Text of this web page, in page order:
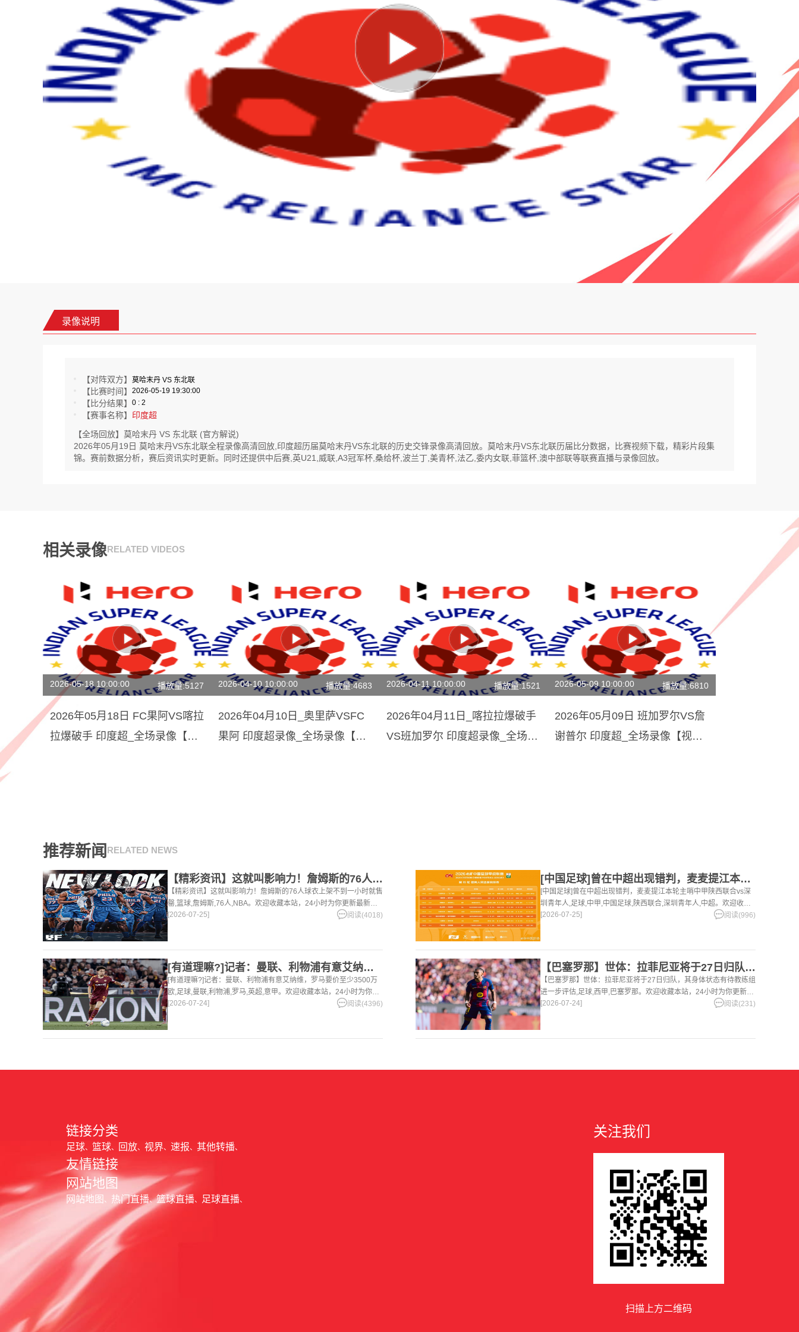
录像说明
【对阵双方】 莫哈末丹 VS 东北联
【比赛时间】 2026-05-19 19:30:00
【比分结果】 0 : 2
【赛事名称】 印度超
【全场回放】莫哈末丹 VS 东北联 (官方解说)
2026年05月19日 莫哈末丹VS东北联全程录像高清回放,印度超历届莫哈末丹VS东北联的历史交锋录像高清回放。莫哈末丹VS东北联历届比分数据，比赛视频下载，精彩片段集
锦。赛前数据分析，赛后资讯实时更新。同时还提供中后赛,英U21,威联,A3冠军杯,桑给杯,波兰丁,美青杯,法乙,委内女联,菲篮杯,澳中部联等联赛直播与录像回放。
相关录像RELATED VIDEOS
2026-05-18 10:00:00 播放量:5127
2026年05月18日 FC果阿VS喀拉
拉爆破手 印度超_全场录像【全
2026-04-10 10:00:00 播放量:4683
2026年04月10日_奥里萨VSFC
果阿 印度超录像_全场录像【视
2026-04-11 10:00:00 播放量:1521
2026年04月11日_喀拉拉爆破手
VS班加罗尔 印度超录像_全场录
2026-05-09 10:00:00 播放量:6810
2026年05月09日 班加罗尔VS詹
谢普尔 印度超_全场录像【视频
推荐新闻 RELATED NEWS
【精彩资讯】这就叫影响力！詹姆斯的76人球衣上架不到一小时就
【精彩资讯】这就叫影响力！詹姆斯的76人球衣上架不到一小时就售
罄,篮球,詹姆斯,76人,NBA。欢迎收藏本站，24小时为你更新最新的
足球，篮球体育资讯。
[2026-07-25] 阅读(4018)
[中国足球]曾在中超出现错判，麦麦提江本轮主哨中甲陕西联合v
[中国足球]曾在中超出现错判，麦麦提江本轮主哨中甲陕西联合vs深
圳青年人,足球,中甲,中国足球,陕西联合,深圳青年人,中超。欢迎收藏
本站，24小时为你更新最新的足球，篮球体育资讯。
[2026-07-25] 阅读(996)
[有道理嘛?]记者：曼联、利物浦有意艾纳维，罗马要价至少35
[有道理嘛?]记者：曼联、利物浦有意艾纳维，罗马要价至少3500万
欧,足球,曼联,利物浦,罗马,英超,意甲。欢迎收藏本站，24小时为你更
新最新的足球，篮球体育资讯。
[2026-07-24] 阅读(4396)
【巴塞罗那】世体：拉菲尼亚将于27日归队，其身体状态有待教练
【巴塞罗那】世体：拉菲尼亚将于27日归队，其身体状态有待教练组
进一步评估,足球,西甲,巴塞罗那。欢迎收藏本站，24小时为你更新最
新的足球，篮球体育资讯。
[2026-07-24] 阅读(231)
链接分类
足球 篮球 回放 视界 速报 其他转播
友情链接
网站地图
网站地图 热门直播 篮球直播 足球直播
关注我们
扫描上方二维码